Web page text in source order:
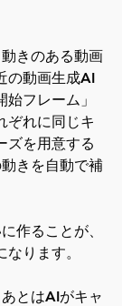
きのある動画
の動画生成AI
フレーム」
ぞれに同じキ
ズを用意する
きを自動で補
作ることが、
ります。
とはAIがキャ